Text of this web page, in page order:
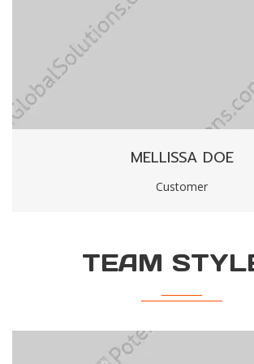
MELLISSA DOE
Customer
TEAM